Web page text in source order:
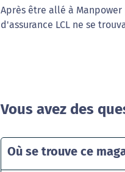
Après être allé à
d'assurance LCL ne se
Vous avez des
Où se trouve ce